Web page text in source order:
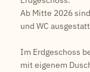
Ab Mitte 2026
und WC
Im Erdgeschoss
mit eigenem